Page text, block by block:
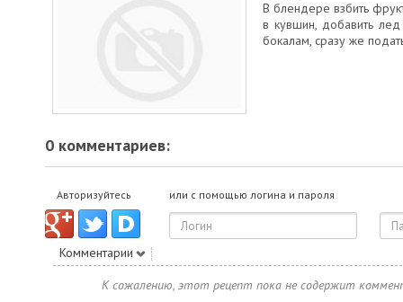
В блендере взбить
в кувшин, добавить
бокалам, сразу же
0 комментариев:
Авторизуйтесь или с помощью логина и пароля
Комментарии
К сожалению, этот рецепт пока не содержит